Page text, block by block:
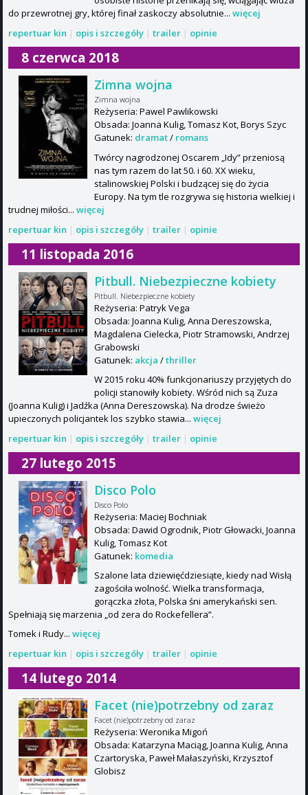
do przewrotnej gry, której finał zaskoczy absolutnie... więcej
repertuar kin | opis i szczegóły | trailer | opinie
8 czerwca 2018
Zimna wojna
Zimna wojna
Reżyseria: Pawel Pawlikowski
Obsada: Joanna Kulig, Tomasz Kot, Borys Szyc
Gatunek: dramat/ romans
Twórcy nagrodzonej Oscarem „Idy” przeniosą
nas tym razem do lat 50. i 60. XX wieku,
stalinowskiej Polski i budzącej się do życia
Europy. Na tym tle rozgrywa się historia wielkiej i
trudnej miłości... więcej
repertuar kin | opis i szczegóły | trailer | opinie
11 listopada 2016
Pitbull. Niebezpieczne kobiety
Pitbull. Niebezpieczne kobiety
Reżyseria: Patryk Vega
Obsada: Joanna Kulig, Anna Dereszowska,
Magdalena Cielecka, Piotr Stramowski, Andrzej
Grabowski
Gatunek: akcja /thriller
W 2015 roku 40% funkcjonariuszy przyjętych do
policji stanowiły kobiety. Wśród nich są Zuza
(Joanna Kulig) i Jadźka (Anna Dereszowska). Na drodze świeżo
upieczonych policjantek los szybko stawia... więcej
repertuar kin | opis i szczegóły | trailer | opinie
27 lutego 2015
Disco Polo
Disco Polo
Reżyseria: Maciej Bochniak
Obsada: Dawid Ogrodnik, Piotr Głowacki, Joanna
Kulig, Tomasz Kot
Gatunek: komedia
Szalone lata dziewięćdziesiąte, kiedy nad Wisłą
zagościła wolność. Wielka transformacja,
gorączka złota, Polska śni amerykański sen.
Spełniają się marzenia „od zera do Rockefellera”.
Tomek i Rudy... więcej
repertuar kin | opis i szczegóły | trailer | opinie
14 lutego 2014
Facet (nie)potrzebny od zaraz
Facet (nie)potrzebny od zaraz
Reżyseria: Weronika Migoń
Obsada: Katarzyna Maciąg, Joanna Kulig, Anna
Czartoryska, Paweł Małaszyński, Krzysztof
Globisz